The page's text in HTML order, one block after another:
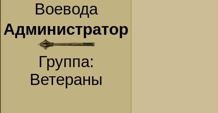
Воевода
Администратор
Группа:
Ветераны